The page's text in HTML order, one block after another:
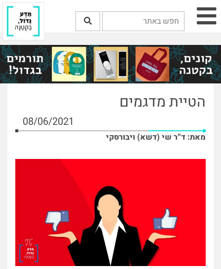
הטיית מדגמים
08/06/2021
מאת: ד”ר שי (דשא) ויבורסקי